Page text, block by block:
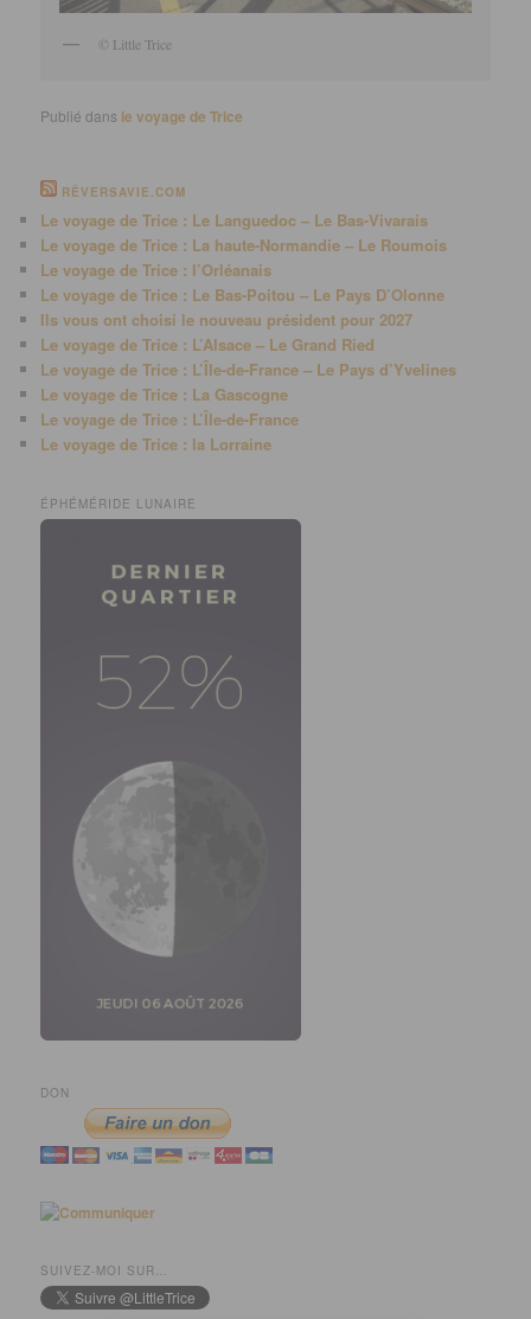
© Little Trice
Publié dans le voyage de Trice
RÊVERSAVIE.COM
Le voyage de Trice : Le Languedoc – Le Bas-Vivarais
Le voyage de Trice : La haute-Normandie – Le Roumois
Le voyage de Trice : l’Orléanais
Le voyage de Trice : Le Bas-Poitou – Le Pays D’Olonne
Ils vous ont choisi le nouveau président pour 2027
Le voyage de Trice : L’Alsace – Le Grand Ried
Le voyage de Trice : L’Île-de-France – Le Pays d’Yvelines
Le voyage de Trice : La Gascogne
Le voyage de Trice : L’Île-de-France
Le voyage de Trice : la Lorraine
ÉPHÉMÉRIDE LUNAIRE
DON
SUIVEZ-MOI SUR…